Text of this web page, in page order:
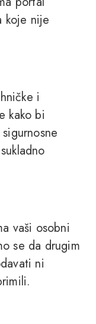
koje nije
i
kako bi
vaši osobni
se da drugim
ni